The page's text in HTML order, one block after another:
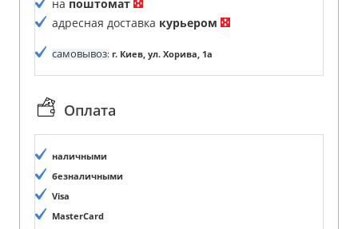
на поштомат
адресная доставка курьером
самовывоз: г. Киев, ул. Хорива, 1а
Оплата
наличными
безналичными
Visa
MasterCard